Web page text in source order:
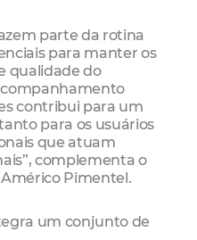
parte da rotina
para manter os
qualidade do
contribui para um
para os usuários
que atuam
complementa o
Pimentel.
um conjunto de